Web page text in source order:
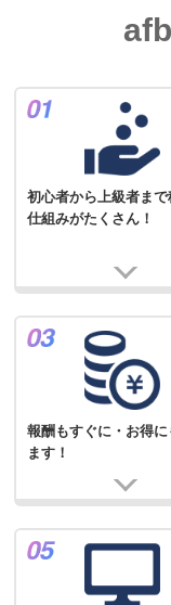
初心者から上級者まで
仕組みがたくさん！
報酬もすぐに・お得に
ます！